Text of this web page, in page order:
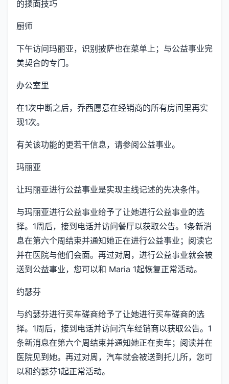
的揉面技巧
厨师
下午访问玛丽亚，识别披萨也在菜单上；与公益事业完
美契合的专门。
办公室里
在1次中断之后，乔西愿意在经销商的所有房间里再实
现1次。
有关该功能的更若干信息，请参阅公益事业。
玛丽亚
让玛丽亚进行公益事业是实现主线记述的先决条件。
与玛丽亚进行公益事业给予了让她进行公益事业的选
择。1周后，接到电话并访问餐厅以获取公告。1条新消
息在第六个周结束并通知她正在进行公益事业；阅读它
并在医院与他们会面。再过对周，进行公益事业就会被
送到公益事业，您可以和 Maria 1起恢复正常活动。
约瑟芬
与约瑟芬进行买车磋商给予了让她进行买车磋商的选
择。1周后，接到电话并访问汽车经销商以获取公告。1
条新消息在第六个周结束并通知她正在卖车；阅读并在
医院见到她。再过对周，汽车就会被送到托儿所，您可
以和约瑟芬1起正常活动。